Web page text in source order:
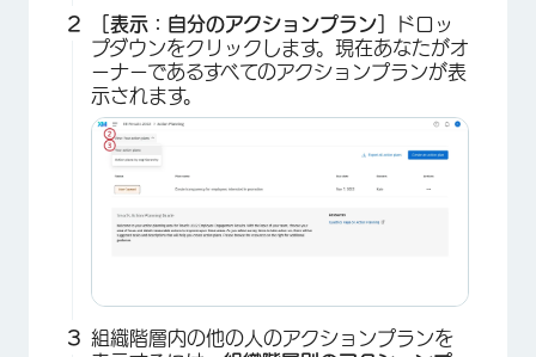
［表示：自分のアクションプラン］
ドロッ
プダウンをクリックします。現在あなたがオ
ーナーであるすべてのアクションプランが表
示されます。
組織階層内の他の人のアクションプランを